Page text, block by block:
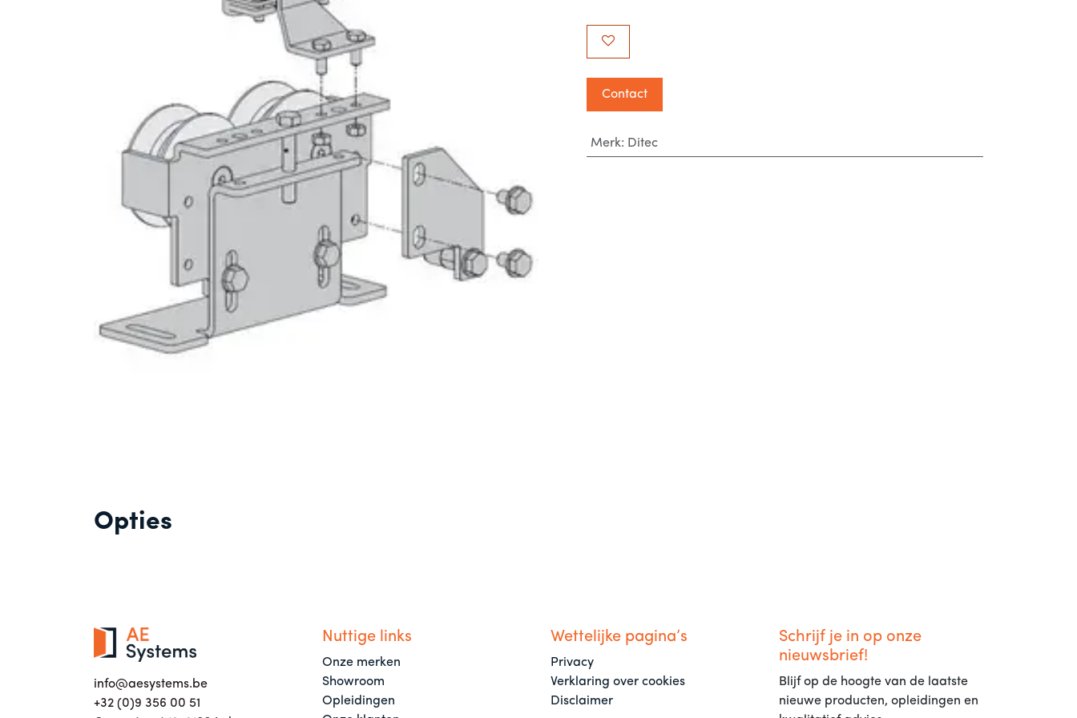
Contact
Merk: Ditec
Opties
info@aesystems.be
+32 (0)9 356 00 51
Nuttige links
Onze merken
Showroom
Opleidingen
Wettelijke pagina’s
Privacy
Verklaring over cookies
Disclaimer
Schrijf je in op onze
nieuwsbrief!
Blijf op de hoogte van de laatste
nieuwe producten, opleidingen en